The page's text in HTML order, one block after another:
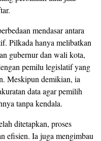
mendasar antara
Pilkada hanya melibatkan
gubernur dan wali kota,
pemilu legislatif yang
Meskipun demikian, ia
data agar pemilih
tanpa kendala.
ditetapkan, proses
efisien. Ia juga mengimbau